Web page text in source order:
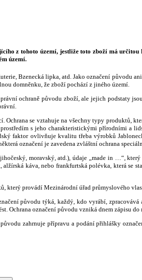
z tohoto území, jestliže toto zboží má
území.
Bzenecká lipka, atd. Jako označení původu
domněnku, že zboží pochází z jiného území.
ochraně původu zboží, ale jejich podstaty
Ochrana se vztahuje na všechny typy
s jeho charakteristickými přírodními a
faktor ovlivňuje kvalitu třeba výrobků
označení je zavedena zvláštní ochrana
moravský, atd.), údaje „made in …“,
káva, nebo frankfurtská polévka, která
který provádí Mezinárodní úřad průmyslového
původu týká, každý, kdo vyrábí,
označení původu vzniká dnem zápisu do
zahrnuje přípravu a podání přihlášky